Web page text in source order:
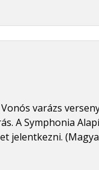
varázs
A Symphonia
jelentkezni.